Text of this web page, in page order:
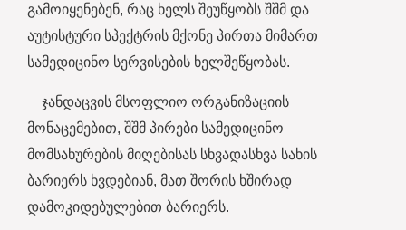
გამოიყენებენ, რაც ხელს შეუწყობს შშმ და
აუტისტური სპექტრის მქონე პირთა მიმართ
სამედიცინო სერვისების ხელშეწყობას.
ჯანდაცვის მსოფლიო ორგანიზაციის
მონაცემებით, შშმ პირები სამედიცინო
მომსახურების მიღებისას სხვადასხვა სახის
ბარიერს ხვდებიან, მათ შორის ხშირად
დამოკიდებულებით ბარიერს.